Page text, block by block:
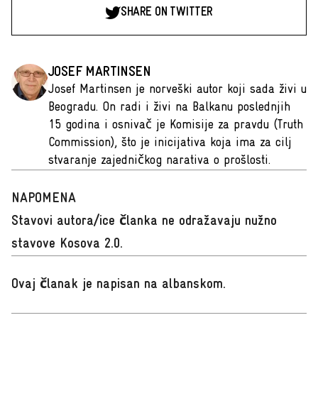
SHARE ON TWITTER
JOSEF MARTINSEN
Josef Martinsen je norveški autor koji sada živi u
Beogradu. On radi i živi na Balkanu poslednjih
15 godina i osnivač je Komisije za pravdu (Truth
Commission), što je inicijativa koja ima za cilj
stvaranje zajedničkog narativa o prošlosti.
NAPOMENA
Stavovi autora/ice članka ne odražavaju nužno
stavove Kosova 2.0.
Ovaj članak je napisan na albanskom.